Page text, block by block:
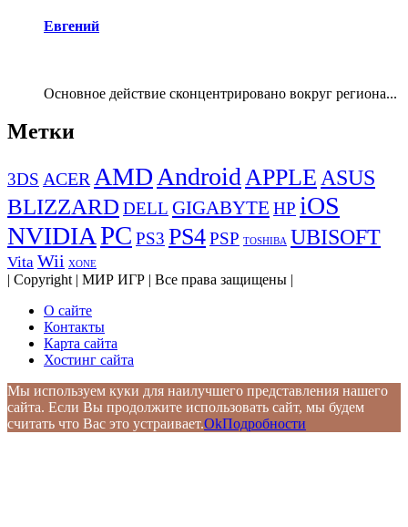
Евгений
Основное действие сконцентрировано вокруг региона...
Метки
3DS ACER AMDAndroidAPPLEASUS
BLIZZARD DELL GIGABYTE HP iOS
NVIDIAPC PS3 PS4PSP TOSHIBA UBISOFT
Vita Wii XONE
| Copyright | МИР ИГР | Все права защищены |
О сайте
Контакты
Карта сайта
Хостинг сайта
Мы используем куки для наилучшего представления нашего
сайта. Если Вы продолжите использовать сайт, мы будем
считать что Вас это устраивает.OkПодробности